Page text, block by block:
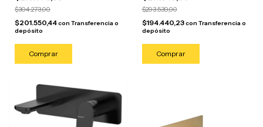
$304.273,00
$201.550,44con Transferencia o
depósito
$293.539,00
$194.440,23con Transferencia o
depósito